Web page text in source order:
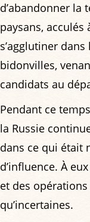
d’abandonner la
paysans, acculés
s’agglutiner
bidonvilles,
candidats au
Pendant ce
la Russie
dans ce qui était
d’influence. À
et des
qu’incertaines.